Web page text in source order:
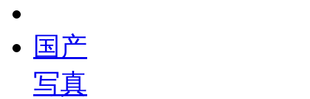
国产
写真